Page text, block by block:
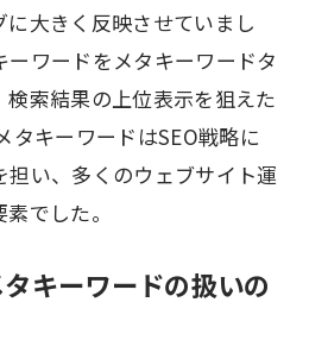
に大きく反映させていまし
ーワードをメタキーワードタ
検索結果の上位表示を狙えた
タキーワードはSEO戦略に
担い、多くのウェブサイト運
でした。
キーワードの扱いの